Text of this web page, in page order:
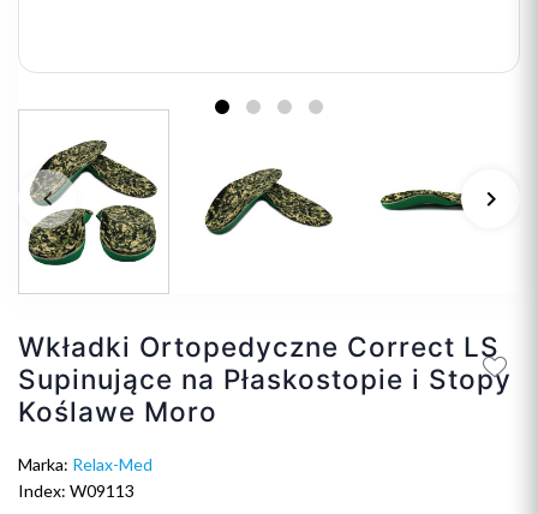
Poprzedni
keyboard_arrow_left keyboard_arrow_right
Wkładki Ortopedyczne Correct LS
Supinujące na Płaskostopie i Stopy
Koślawe Moro
Marka: Relax-Med
Index: W09113